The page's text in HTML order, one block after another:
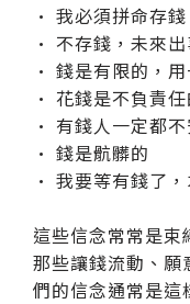
• 我必須拼命存錢
• 不存錢，未來
• 錢是有限的，
• 花錢是不負責
• 有錢人一定都
• 錢是骯髒的
• 我要等有錢了
這些信念常常是束
那些讓錢流動、願
們的信念通常是這